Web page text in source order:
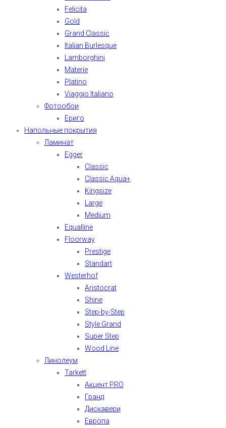
Felicita
Gold
Grand Classic
Italian Burlesque
Lamborghini
Materie
Platino
Viaggio Italiano
Фотообои
Ериго
Напольные покрытия
Ламинат
Egger
Classic
Classic Aqua+
Kingsize
Large
Medium
Equalline
Floorway
Prestige
Standart
Westerhof
Aristocrat
Shine
Step-by-Step
Style Grand
Super Step
Wood Line
Линолеум
Tarkett
Акцент PRO
Гранд
Дискавери
Европа